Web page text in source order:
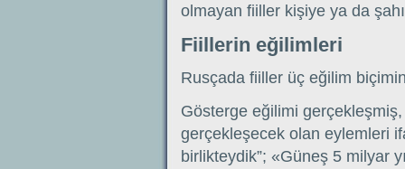
olmayan fiiller kişiye ya da
Fiillerin eğilimleri
Rusçada fiiller üç eğilim
Gösterge eğilimi
gerçekleşecek olan eylemleri
birlikteydik”; «Güneş 5 milyar